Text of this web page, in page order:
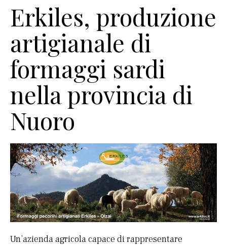
Erkiles, produzione
artigianale di
formaggi sardi
nella provincia di
Nuoro
Un’azienda agricola capace di rappresentare